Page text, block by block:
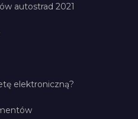
autostrad 2021
elektroniczną?